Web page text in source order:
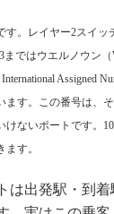
す。レイヤー2スイ
ではウエルノウン
Assigned
ます。この番号は、
ないポートです。
す。
出発駅・到着